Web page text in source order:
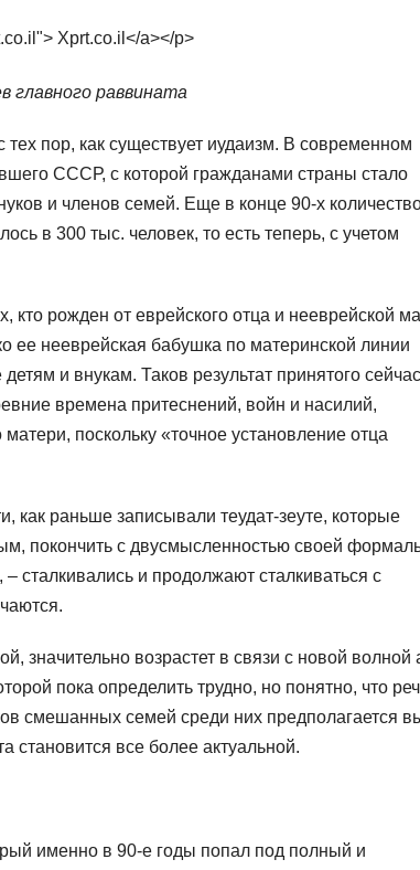
Xprt.co.il</a></p>
главного раввината
тех пор, как существует иудаизм. В современном
СССР, с которой гражданами страны стало
и членов семей. Еще в конце 90-х
в 300 тыс. человек, то есть теперь, с учетом
кто рожден от еврейского отца и нееврейской
ее нееврейская бабушка по материнской линии
и внукам. Таков результат принятого сейчас
времена притеснений, войн и насилий,
поскольку «точное установление отца
как раньше записывали теудат-зеуте, которые
покончить с двусмысленностью своей
сталкивались и продолжают сталкиваться с
значительно возрастет в связи с новой волной
пока определить трудно, но понятно, что
смешанных семей среди них предполагается
становится все более актуальной.
именно в 90-е годы попал под полный и